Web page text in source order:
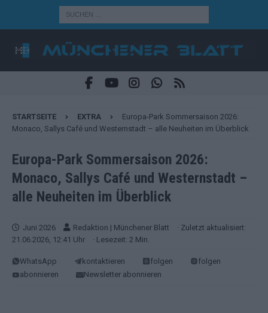
STARTSEITE EXTRA
Europa-Park Sommersaison 2026:
Monaco, Sallys Café und Westernstadt – alle Neuheiten im Überblick
Europa-Park Sommersaison 2026:
Monaco, Sallys Café und Westernstadt –
alle Neuheiten im Überblick
Juni 2026 Redaktion | Münchener Blatt
· Zuletzt aktualisiert:
21.06.2026, 12:41 Uhr
· Lesezeit: 2 Min.
WhatsApp kontaktieren folgen
folgen
abonnieren
Newsletter abonnieren